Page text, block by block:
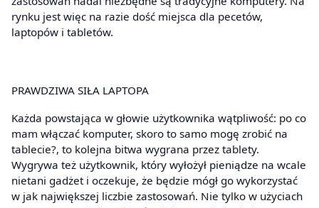
rynku jest więc na razie dość miejsca dla pecetów,
laptopów i tabletów.
PRAWDZIWA SIŁA LAPTOPA
Każda powstająca w głowie użytkownika wątpliwość: po co
mam włączać komputer, skoro to samo mogę zrobić na
tablecie?, to kolejna bitwa wygrana przez tablety.
Wygrywa też użytkownik, który wyłożył pieniądze na wcale
nietani gadżet i oczekuje, że będzie mógł go wykorzystać
w jak największej liczbie zastosowań. Nie tylko w użyciach